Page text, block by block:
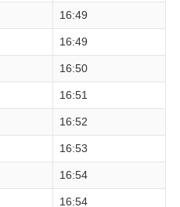
16:49
16:49
16:50
16:51
16:52
16:53
16:54
16:54